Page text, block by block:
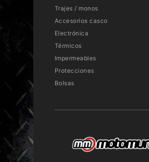
Trajes / monos
Accesorios casco
Electrónica
Térmicos
Impermeables
Protecciones
Bolsas